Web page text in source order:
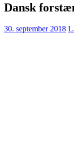
Dansk
30. september 2018